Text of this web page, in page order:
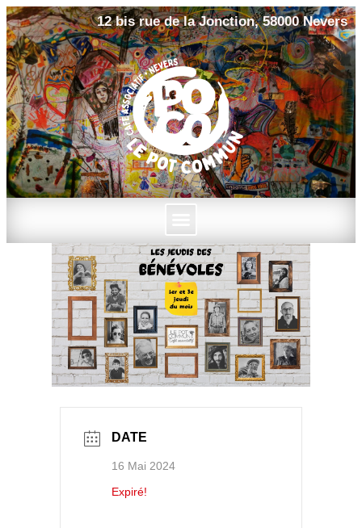
12 bis rue de la Jonction, 58000 Nevers
DATE
16 Mai 2024
Expiré!